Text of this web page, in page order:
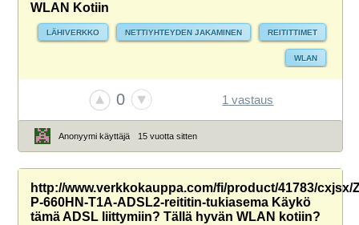
WLAN Kotiin
LÄHIVERKKO NETTIYHTEYDEN JAKAMINEN REITITTIMET
WLAN
0 1 vastaus
Anonyymi käyttäjä 15 vuotta sitten
http://www.verkkokauppa.com/fi/product/41783/cxjsx/
P-660HN-T1A-ADSL2-reititin-tukiasema Käykö
tämä ADSL liittymiin? Tällä hyvän WLAN kotiin?